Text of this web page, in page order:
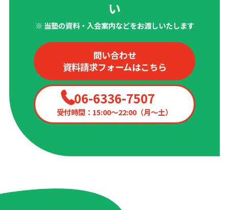
い
※ 当塾の資料・入会案内などをお渡しいたします
問い合わせ
資料請求フォームはこちら
06-6336-7507
受付時間：15:00〜22:00（月〜土）